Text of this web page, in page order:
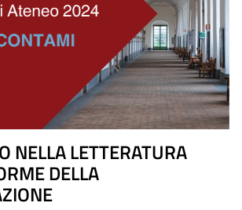
NELLA LETTERATURA
DELLA